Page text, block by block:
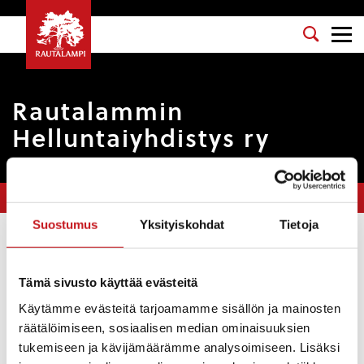
Suostumus Yksityiskohdat Tietoja
Tämä sivusto käyttää evästeitä
Käytämme evästeitä tarjoamamme sisällön ja mainosten
räätälöimiseen, sosiaalisen median ominaisuuksien
tukemiseen ja kävijämäärämme analysoimiseen. Lisäksi
Rautalammin
Helluntaiyhdistys ry
Vastuuhenkilö: Kari Backman
Sähköposti: kari.backman@pp.inet.fi
Puhelinnumero: 040-560 2798
Kategoria: Muut